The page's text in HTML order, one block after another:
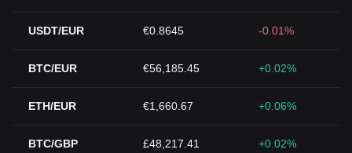
USDT/EUR €0.8645 -0.01%
BTC/EUR €56,185.45 +0.02%
ETH/EUR €1,660.67 +0.06%
BTC/GBP £48,217.41 +0.02%